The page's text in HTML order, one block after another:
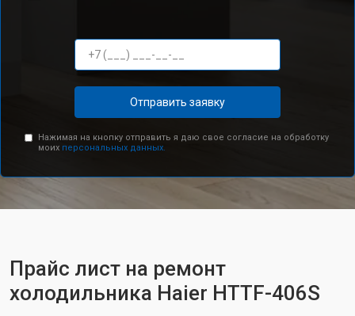
Отправить заявку
Нажимая на кнопку отправить я даю свое согласие на обработку
моих персональных данных.
Прайс лист на ремонт
холодильника Haier HTTF-406S